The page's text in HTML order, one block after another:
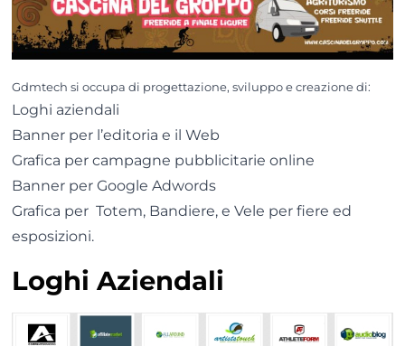
Gdmtech si occupa di progettazione, sviluppo e creazione di:
Loghi aziendali
Banner per l’editoria e il Web
Grafica per campagne pubblicitarie online
Banner per Google Adwords
Grafica per Totem, Bandiere, e Vele per fiere ed
esposizioni.
Loghi Aziendali